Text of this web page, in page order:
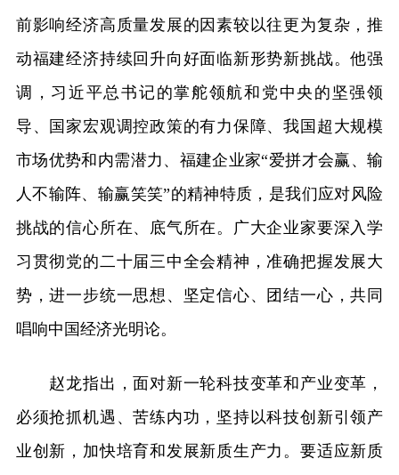
前影响经济高质量发展的因素较以往更为复杂，推
动福建经济持续回升向好面临新形势新挑战。他强
调，习近平总书记的掌舵领航和党中央的坚强领
导、国家宏观调控政策的有力保障、我国超大规模
市场优势和内需潜力、福建企业家“爱拼才会赢、输
人不输阵、输赢笑笑”的精神特质，是我们应对风险
挑战的信心所在、底气所在。广大企业家要深入学
习贯彻党的二十届三中全会精神，准确把握发展大
势，进一步统一思想、坚定信心、团结一心，共同
唱响中国经济光明论。
赵龙指出，面对新一轮科技变革和产业变革，
必须抢抓机遇、苦练内功，坚持以科技创新引领产
业创新，加快培育和发展新质生产力。要适应新质